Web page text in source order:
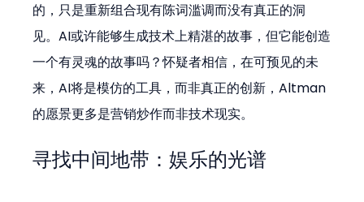
的，只是重新组合现有陈词滥调而没有真正的洞
见。AI或许能够生成技术上精湛的故事，但它能创造
一个有灵魂的故事吗？怀疑者相信，在可预见的未
来，AI将是模仿的工具，而非真正的创新，Altman
的愿景更多是营销炒作而非技术现实。
寻找中间地带：娱乐的光谱